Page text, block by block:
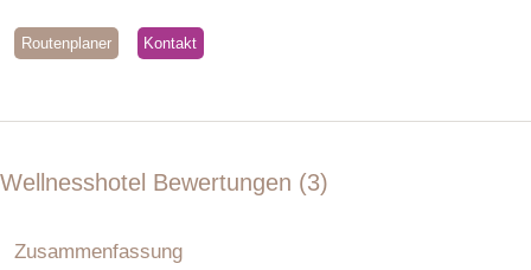
Routenplaner Kontakt
Wellnesshotel Bewertungen 3
Zusammenfassung